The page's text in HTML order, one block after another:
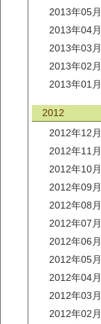
2013年05月
2013年04月
2013年03月
2013年02月
2013年01月
2012
2012年12月
2012年11月
2012年10月
2012年09月
2012年08月
2012年07月
2012年06月
2012年05月
2012年04月
2012年03月
2012年02月